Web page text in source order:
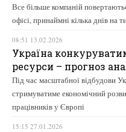
Все більше компаній
офісі, принаймні кілька днів на
08:51 13.02.2026
Україна
ресурси – прогноз
Під час масштабної відбудови
стримуватиме економічний
працівників у Європі
15:15 27.01.2026